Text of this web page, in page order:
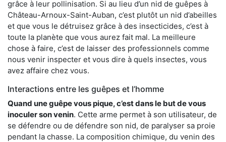
grâce à leur pollinisation. Si au lieu d’un nid de guêpes à
Château-Arnoux-Saint-Auban, c’est plutôt un nid d’abeilles
et que vous le détruisez grâce à des insecticides, c’est à
toute la planète que vous aurez fait mal. La meilleure
chose à faire, c’est de laisser des professionnels comme
nous venir inspecter et vous dire à quels insectes, vous
avez affaire chez vous.
Interactions entre les guêpes et l’homme
Quand une guêpe vous pique, c’est dans le but de vous
inoculer son venin. Cette arme permet à son utilisateur, de
se défendre ou de défendre son nid, de paralyser sa proie
pendant la chasse. La composition chimique, du venin des